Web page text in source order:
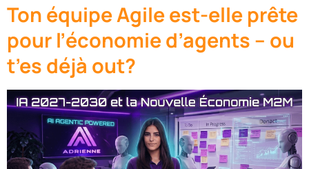
Ton équipe Agile est-elle prête
pour l’économie d’agents – ou
t’es déjà out?